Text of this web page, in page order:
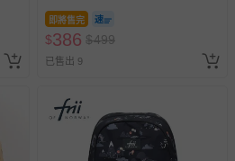
即將售完
$386 $499
已售出 9